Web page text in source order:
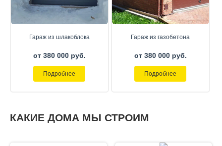
Гараж из шлакоблока
от 380 000 руб.
Подробнее
Гараж из газобетона
от 380 000 руб.
Подробнее
КАКИЕ ДОМА МЫ СТРОИМ